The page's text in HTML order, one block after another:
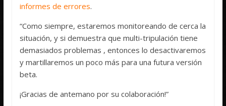
informes de errores.
“Como siempre, estaremos monitoreando de cerca la
situación, y si demuestra que multi-tripulación tiene
demasiados problemas , entonces lo desactivaremos
y martillaremos un poco más para una futura versión
beta.
¡Gracias de antemano por su colaboración!”